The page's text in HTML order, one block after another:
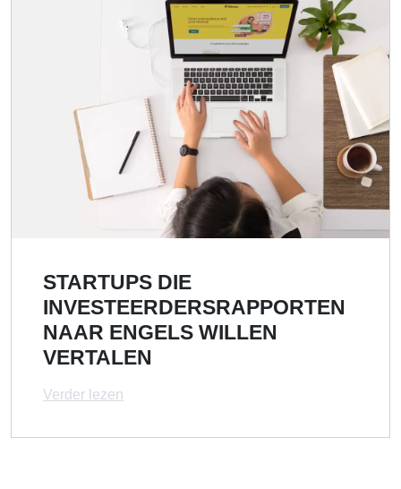
STARTUPS DIE
INVESTEERDERSRAPPORTEN
NAAR ENGELS WILLEN
VERTALEN
Verder lezen